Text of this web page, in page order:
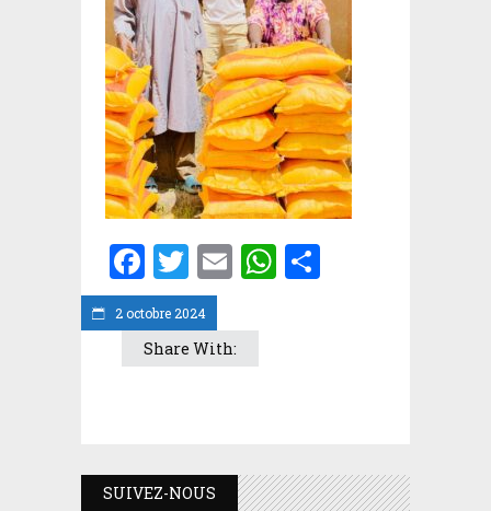
2 octobre 2024
Facebook
Twitter
EmailWhatsApp
Share With:
SUIVEZ-NOUS